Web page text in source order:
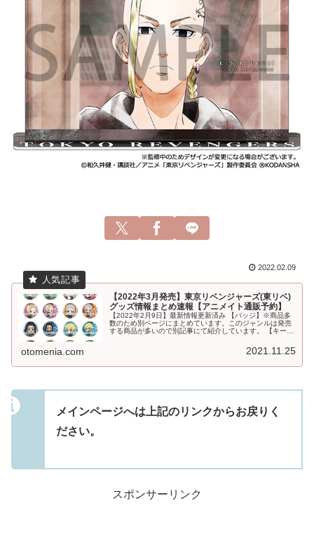
2022.02.09
【2022年3月発売】東京リベンジャーズ(東リベ)
グッズ情報まとめ速報【アニメイト通販予約】
【2022年2月9日】最新情報更新済み 【バッジ】※商品多
数のため別ページにまとめています。このジャンルは発売
する商品が多いので別記事にて紹介しています。 【キーホ
otomenia.com 2021.11.25
メインページへは上記のリンクからお戻りく
ださい。
スポンサーリンク